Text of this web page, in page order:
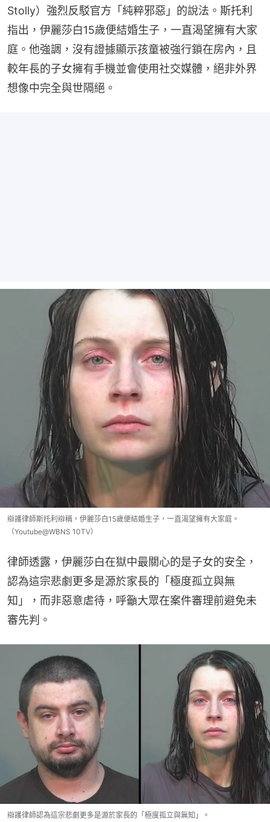
Stolly）強烈反駁官方「純粹邪惡」的說法。斯托利
指出，伊麗莎白15歲便結婚生子，一直渴望擁有大家
庭。他強調，沒有證據顯示孩童被強行鎖在房內，且
較年長的子女擁有手機並會使用社交媒體，絕非外界
想像中完全與世隔絕。
辯護律師斯托利辯稱，伊麗莎白15歲便結婚生子，一直渴望擁有大家庭。
（Youtube@WBNS 10TV）
律師透露，伊麗莎白在獄中最關心的是子女的安全，
認為這宗悲劇更多是源於家長的「極度孤立與無
知」，而非惡意虐待，呼籲大眾在案件審理前避免未
審先判。
辯護律師認為這宗悲劇更多是源於家長的「極度孤立與無知」。